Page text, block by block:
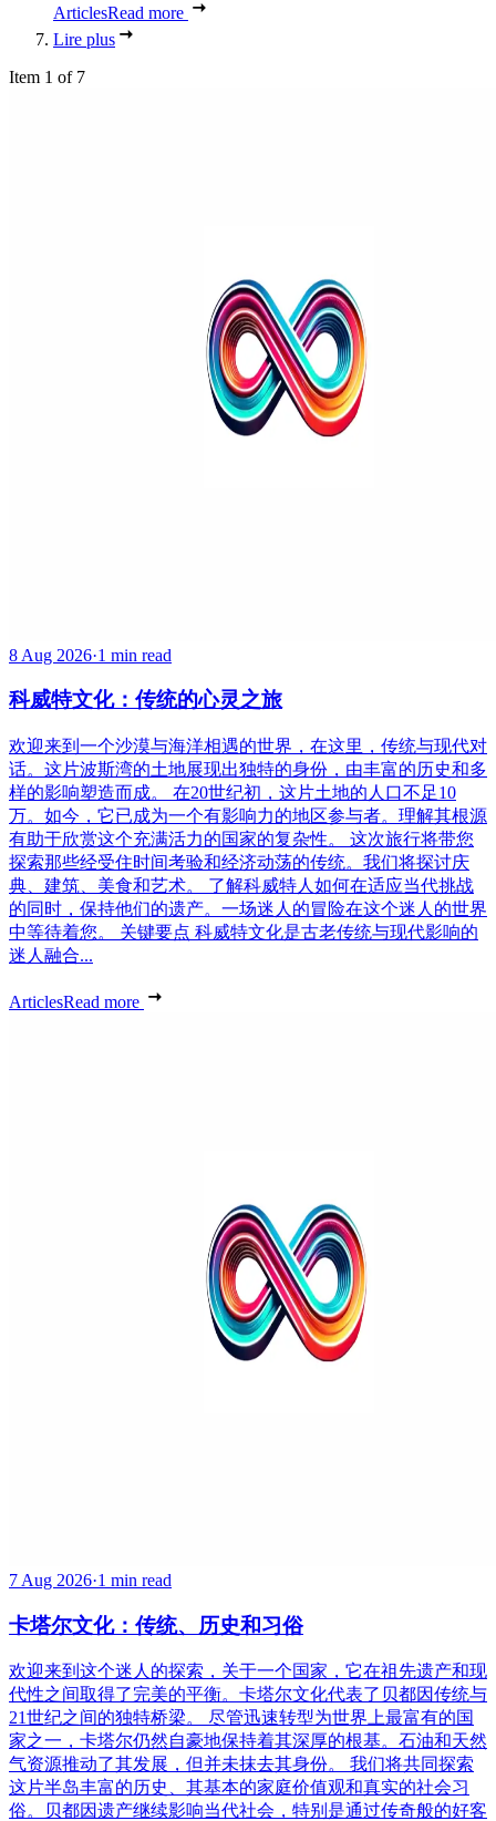
ArticlesRead more
Lire plus
Item 1 of 7
8 Aug 2026·1 min read
科威特文化：传统的心灵之旅
欢迎来到一个沙漠与海洋相遇的世界，在这里，传统与现代对
话。这片波斯湾的土地展现出独特的身份，由丰富的历史和多
样的影响塑造而成。 在20世纪初，这片土地的人口不足10
万。如今，它已成为一个有影响力的地区参与者。理解其根源
有助于欣赏这个充满活力的国家的复杂性。 这次旅行将带您
探索那些经受住时间考验和经济动荡的传统。我们将探讨庆
典、建筑、美食和艺术。 了解科威特人如何在适应当代挑战
的同时，保持他们的遗产。一场迷人的冒险在这个迷人的世界
中等待着您。 关键要点 科威特文化是古老传统与现代影响的
迷人融合...
ArticlesRead more
7 Aug 2026·1 min read
卡塔尔文化：传统、历史和习俗
欢迎来到这个迷人的探索，关于一个国家，它在祖先遗产和现
代性之间取得了完美的平衡。卡塔尔文化代表了贝都因传统与
21世纪之间的独特桥梁。 尽管迅速转型为世界上最富有的国
家之一，卡塔尔仍然自豪地保持着其深厚的根基。石油和天然
气资源推动了其发展，但并未抹去其身份。 我们将共同探索
这片半岛丰富的历史、其基本的家庭价值观和真实的社会习
俗。贝都因遗产继续影响当代社会，特别是通过传奇般的好客